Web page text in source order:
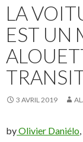
LA
EST UN
3 AVRIL 2019
byOlivier Daniélo